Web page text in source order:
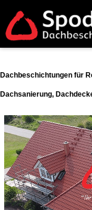
Dachbeschichtungen für
Dachsanierung,